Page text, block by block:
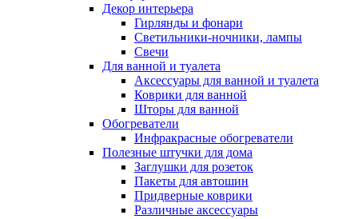
Декор интерьера
Гирлянды и фонари
Светильники-ночники, лампы
Свечи
Для ванной и туалета
Аксессуары для ванной и туалета
Коврики для ванной
Шторы для ванной
Обогреватели
Инфракрасные обогреватели
Полезные штучки для дома
Заглушки для розеток
Пакеты для автошин
Придверные коврики
Различные аксессуары